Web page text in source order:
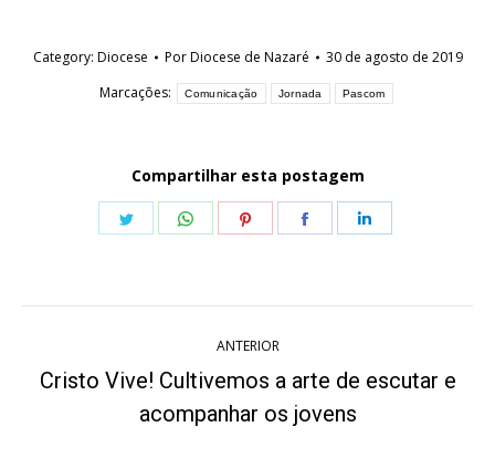
Category: Diocese PorDiocese de Nazaré
30 de agosto de 2019
Marcações:
Comunicação Jornada Pascom
Compartilhar esta postagem
Share
Share
Share
Share
de
ANTERIOR
Post
anterior:
Cristo Vive! Cultivemos a arte de escutar e
acompanhar os jovens